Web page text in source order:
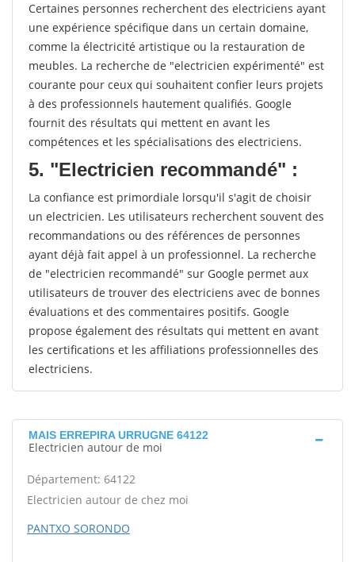
Certaines personnes recherchent des electriciens ayant
une expérience spécifique dans un certain domaine,
comme la électricité artistique ou la restauration de
meubles. La recherche de "electricien expérimenté" est
courante pour ceux qui souhaitent confier leurs projets
à des professionnels hautement qualifiés. Google
fournit des résultats qui mettent en avant les
compétences et les spécialisations des electriciens.
5. "Electricien recommandé" :
La confiance est primordiale lorsqu'il s'agit de choisir
un electricien. Les utilisateurs recherchent souvent des
recommandations ou des références de personnes
ayant déjà fait appel à un professionnel. La recherche
de "electricien recommandé" sur Google permet aux
utilisateurs de trouver des electriciens avec de bonnes
évaluations et des commentaires positifs. Google
propose également des résultats qui mettent en avant
les certifications et les affiliations professionnelles des
electriciens.
MAIS ERREPIRA URRUGNE 64122
Electricien autour de moi
Département: 64122
Electricien autour de chez moi
PANTXO SORONDO